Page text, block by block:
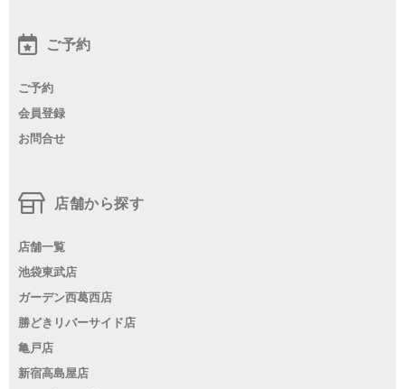
ご予約
ご予約
会員登録
お問合せ
店舗から探す
店舗一覧
池袋東武店
ガーデン西葛西店
勝どきリバーサイド店
亀戸店
新宿高島屋店